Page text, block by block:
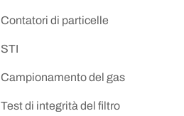
Contatori di particelle
STI
Campionamento del gas
Test di integrità del filtro